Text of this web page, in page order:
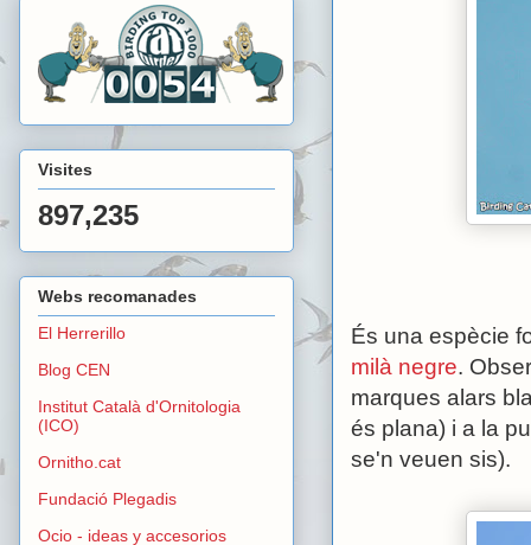
És una espècie
milà negre.
marques alars
és plana) i a la
se'n veuen sis).
Visites
897,235
Webs recomanades
El Herrerillo
Blog CEN
Institut Català d'Ornitologia
(ICO)
Ornitho.cat
Fundació Plegadis
Ocio - ideas y accesorios